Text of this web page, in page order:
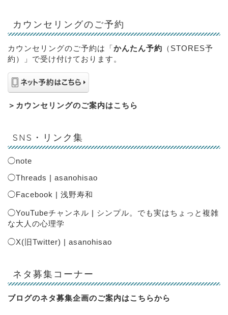
カウンセリングのご予約
カウンセリングのご予約は「かんたん予約 （STORES予
約）」で受け付けております。
＞ カウンセリングのご案内はこちら
SNS・リンク集
◯note
◯Threads | asanohisao
◯Facebook | 浅野寿和
◯YouTubeチャンネル | シンプル。でも実はちょっと複雑
な大人の心理学
◯X(旧Twitter) | asanohisao
ネタ募集コーナー
ブログのネタ募集企画のご案内はこちらから